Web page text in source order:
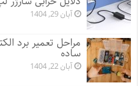
آبان 29, 1404
مراحل تعمیر برد
ساده
آبان 22, 1404